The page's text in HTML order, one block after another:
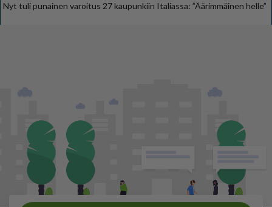
Nyt tuli punainen varoitus 27 kaupunkiin Italiassa: ”Äärimmäinen helle”